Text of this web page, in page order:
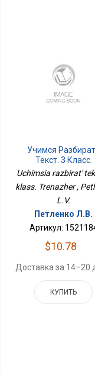
Учимся
Текст. 3 Класс.
Тренажёр
Uchimsia razbirat'
klass. Trenazher ,
L.V.
Петленко Л.В.
Артикул:
$10.78
Доставка за 14–20
КУПИТЬ